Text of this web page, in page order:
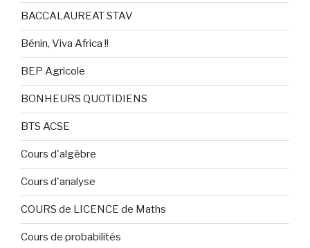
BACCALAUREAT STAV
Bénin, Viva Africa !!
BEP Agricole
BONHEURS QUOTIDIENS
BTS ACSE
Cours d'algèbre
Cours d'analyse
COURS de LICENCE de Maths
Cours de probabilités